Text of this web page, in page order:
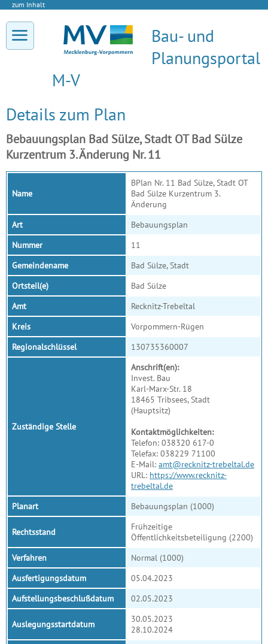
zum Inhalt
Bau- und
Planungsportal
M-V
Details zum Plan
Bebauungsplan Bad Sülze, Stadt OT Bad Sülze
Kurzentrum 3. Änderung Nr. 11
Name
BPlan Nr. 11 Bad Sülze, Stadt OT
Bad Sülze Kurzentrum 3.
Änderung
Art
Bebauungsplan
Nummer
11
Gemeindename
Bad Sülze, Stadt
Ortsteil(e)
Bad Sülze
Amt
Recknitz-Trebeltal
Kreis
Vorpommern-Rügen
Regionalschlüssel
130735360007
Zuständige Stelle
Anschrift(en):
Invest. Bau
Karl-Marx-Str. 18
18465 Tribsees, Stadt
(Hauptsitz)
Kontaktmöglichkeiten:
Telefon: 038320 617-0
Telefax: 038229 71100
E-Mail: amt@recknitz-trebeltal.de
URL: https://www.recknitz-
trebeltal.de
Planart
Bebauungsplan (1000)
Rechtsstand
Frühzeitige
Öffentlichkeitsbeteiligung (2200)
Verfahren
Normal (1000)
Ausfertigungsdatum
05.04.2023
Aufstellungsbeschlußdatum
02.05.2023
Auslegungsstartdatum
30.05.2023
28.10.2024